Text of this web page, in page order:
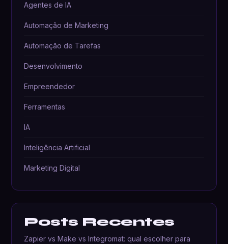
Agentes de IA
Automação de Marketing
Automação de Tarefas
Desenvolvimento
Empreendedor
Ferramentas
IA
Inteligência Artificial
Marketing Digital
Posts Recentes
Zapier vs Make vs Integromat: qual escolher para